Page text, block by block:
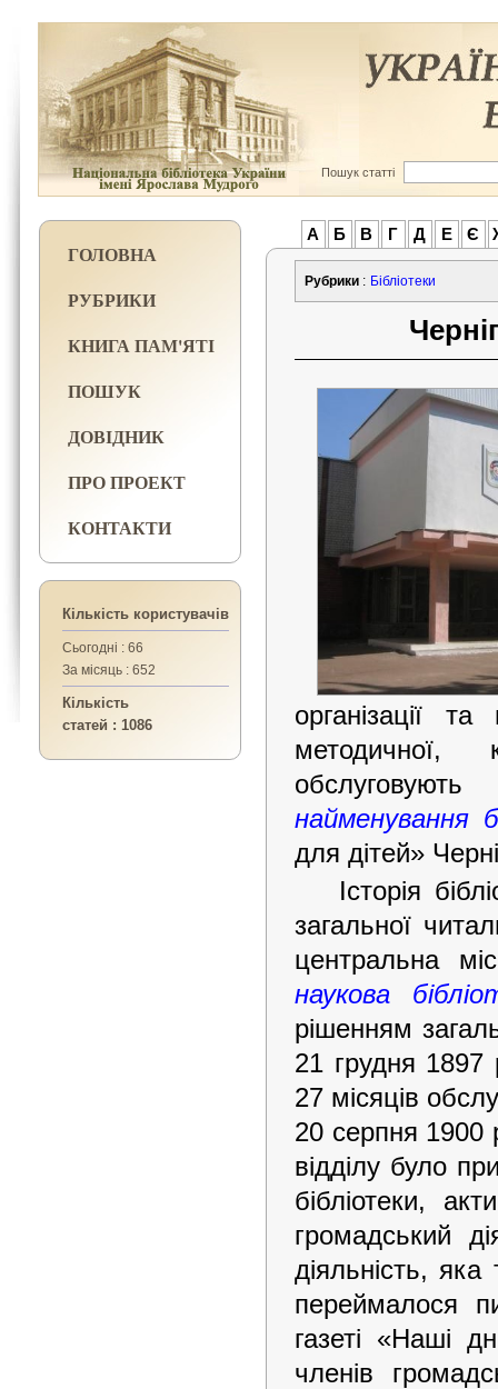
Пошук статті
ГОЛОВНА
РУБРИКИ
КНИГА ПАМ'ЯТІ
ПОШУК
ДОВІДНИК
ПРО ПРОЕКТ
КОНТАКТИ
Кількість користувачів
Сьогодні : 66
За місяць : 652
Кількість
статей : 1086
А Б В Г Д Е Є
Рубрики : Бібліотеки
організації
методичної,
найменування
для дітей»
Історія
загальної
центральна
наукова
рішенням
21 грудня 1897
27 місяців
20 серпня 1900
відділу було
бібліотеки,
громадський
діяльність,
переймалося
газеті «Наші
членів